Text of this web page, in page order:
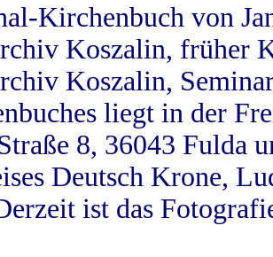
Kirchenbuch von
Koszalin, früher
Koszalin,
liegt in der
8, 36043 Fulda
Deutsch Krone,
ist das